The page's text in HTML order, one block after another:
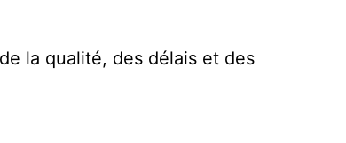
la qualité, des délais et des